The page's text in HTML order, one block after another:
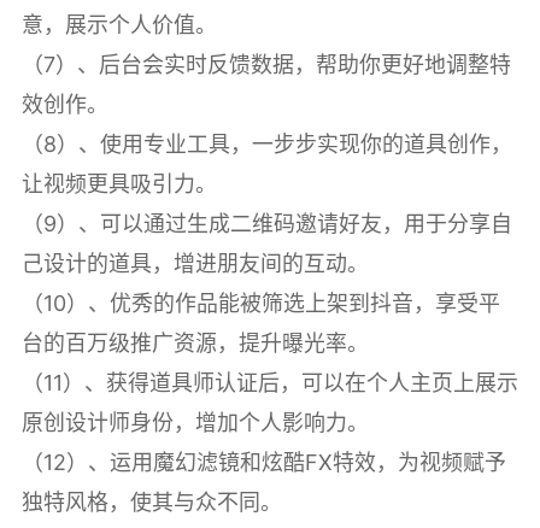
意，展示个人价值。
（7）、后台会实时反馈数据，帮助你更好地调整特
效创作。
（8）、使用专业工具，一步步实现你的道具创作，
让视频更具吸引力。
（9）、可以通过生成二维码邀请好友，用于分享自
己设计的道具，增进朋友间的互动。
（10）、优秀的作品能被筛选上架到抖音，享受平
台的百万级推广资源，提升曝光率。
（11）、获得道具师认证后，可以在个人主页上展示
原创设计师身份，增加个人影响力。
（12）、运用魔幻滤镜和炫酷FX特效，为视频赋予
独特风格，使其与众不同。